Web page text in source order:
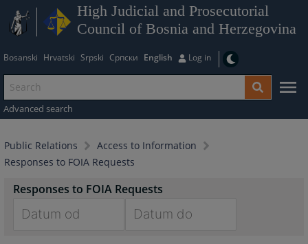
High Judicial and Prosecutorial
Council of Bosnia and Herzegovina
Bosanski Hrvatski Srpski Српски English Log in
Advanced search
Public Relations
Access to Information
Responses to FOIA Requests
Responses to FOIA Requests